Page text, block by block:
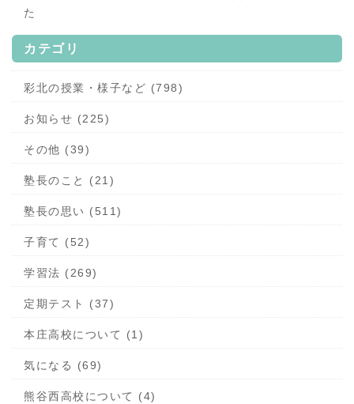
た
カテゴリ
彩北の授業・様子など (798)
お知らせ (225)
その他 (39)
塾長のこと (21)
塾長の思い (511)
子育て (52)
学習法 (269)
定期テスト (37)
本庄高校について (1)
気になる (69)
熊谷西高校について (4)